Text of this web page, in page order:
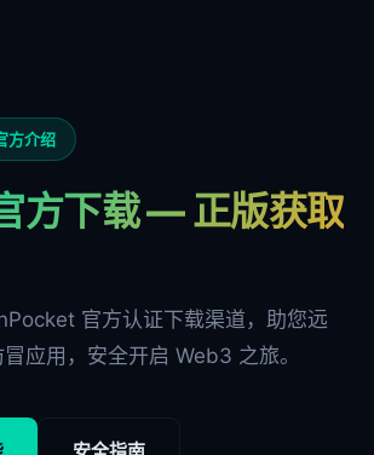
方介绍
方下载 — 正版获取
官方认证下载渠道，助您远
应用，安全开启 Web3 之旅。